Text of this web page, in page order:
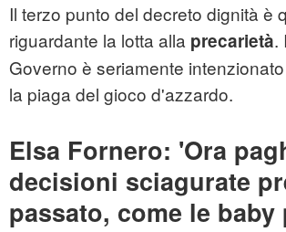
Il terzo punto del decreto dignità è
riguardante la lotta alla precarietà.
Governo è seriamente
la piaga del gioco d'azzardo.
Elsa Fornero: 'Ora
decisioni sciagurate
passato, come le